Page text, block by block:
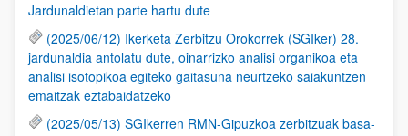
Jardunaldietan parte hartu dute
(2025/06/12) Ikerketa Zerbitzu Orokorrek (SGIker) 28.
jardunaldia antolatu dute, oinarrizko analisi organikoa eta
analisi isotopikoa egiteko gaitasuna neurtzeko saiakuntzen
emaitzak eztabaidatzeko
(2025/05/13) SGIkerren RMN-Gipuzkoa zerbitzuak basa-